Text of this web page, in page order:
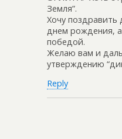
Земля”.
Хочу поздравить
днем рождения,
победой.
Желаю вам и
утверждению
Reply